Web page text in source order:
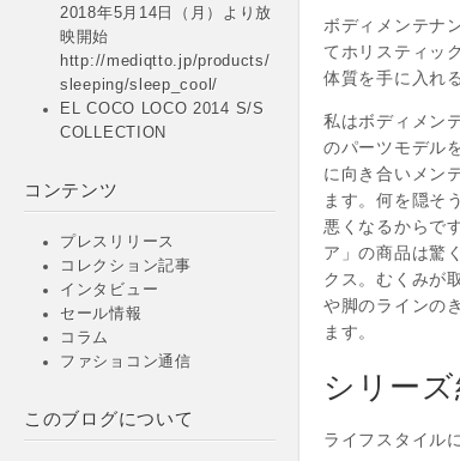
2018年5月14日（月）より放
映開始
http://mediqtto.jp/products/
sleeping/sleep_cool/
EL COCO LOCO 2014 S/S
COLLECTION
コンテンツ
プレスリリース
コレクション記事
インタビュー
セール情報
コラム
ファショコン通信
このブログについて
ボディメンテナ
てホリスティッ
体質を手に入れ
私はボディメン
のパーツモデル
に向き合いメン
ます。何を隠そ
悪くなるからで
ア」の商品は驚
クス。むくみが
や脚のラインの
ます。
シリー
ライフスタイル